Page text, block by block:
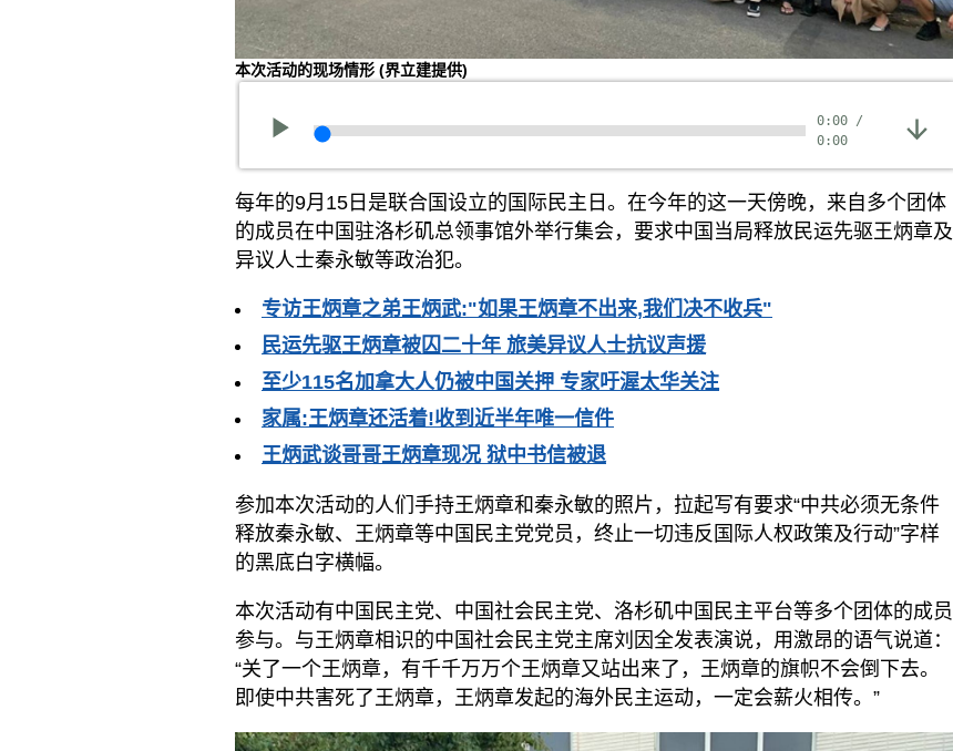
本次活动的现场情形 (界立建提供)
0:00 /
0:00
每年的9月15日是联合国设立的国际民主日。在今年的这一天傍晚，来自多个团体
的成员在中国驻洛杉矶总领事馆外举行集会，要求中国当局释放民运先驱王炳章及
异议人士秦永敏等政治犯。
专访王炳章之弟王炳武:"如果王炳章不出来,我们决不收兵"
民运先驱王炳章被囚二十年 旅美异议人士抗议声援
至少115名加拿大人仍被中国关押 专家吁渥太华关注
家属:王炳章还活着!收到近半年唯一信件
王炳武谈哥哥王炳章现况 狱中书信被退
参加本次活动的人们手持王炳章和秦永敏的照片，拉起写有要求“中共必须无条件
释放秦永敏、王炳章等中国民主党党员，终止一切违反国际人权政策及行动”字样
的黑底白字横幅。
本次活动有中国民主党、中国社会民主党、洛杉矶中国民主平台等多个团体的成员
参与。与王炳章相识的中国社会民主党主席刘因全发表演说，用激昂的语气说道：
“关了一个王炳章，有千千万万个王炳章又站出来了，王炳章的旗帜不会倒下去。
即使中共害死了王炳章，王炳章发起的海外民主运动，一定会薪火相传。”